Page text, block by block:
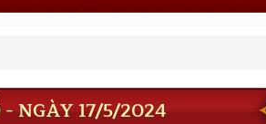
NGÀY 17/5/2024